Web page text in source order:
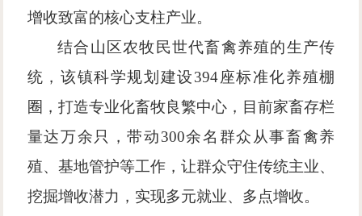
增收致富的核心支柱产业。
结合山区农牧民世代畜禽养殖的生产传
统，该镇科学规划建设394座标准化养殖棚
圈，打造专业化畜牧良繁中心，目前家畜存栏
量达万余只，带动300余名群众从事畜禽养
殖、基地管护等工作，让群众守住传统主业、
挖掘增收潜力，实现多元就业、多点增收。